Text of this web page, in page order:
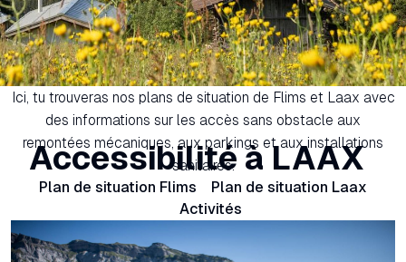
Accessibilité à LAAX
Ici, tu trouveras nos plans de situation de Flims et Laax avec
des informations sur les accès sans obstacle aux
remontées mécaniques, aux parkings et aux installations
sanitaires.
Plan de situation Flims
Plan de situation Laax
Activités